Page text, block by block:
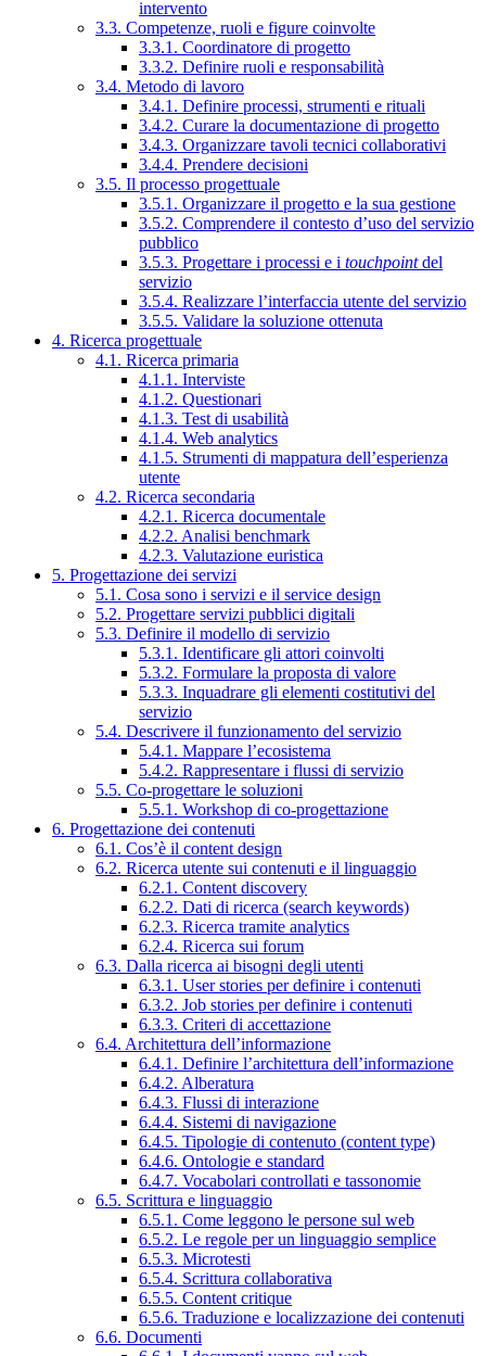
intervento
3.3. Competenze, ruoli e figure coinvolte
3.3.1. Coordinatore di progetto
3.3.2. Definire ruoli e responsabilità
3.4. Metodo di lavoro
3.4.1. Definire processi, strumenti e rituali
3.4.2. Curare la documentazione di progetto
3.4.3. Organizzare tavoli tecnici collaborativi
3.4.4. Prendere decisioni
3.5. Il processo progettuale
3.5.1. Organizzare il progetto e la sua gestione
3.5.2. Comprendere il contesto d’uso del servizio
pubblico
3.5.3. Progettare i processi e i touchpointdel
servizio
3.5.4. Realizzare l’interfaccia utente del servizio
3.5.5. Validare la soluzione ottenuta
4. Ricerca progettuale
4.1. Ricerca primaria
4.1.1. Interviste
4.1.2. Questionari
4.1.3. Test di usabilità
4.1.4. Web analytics
4.1.5. Strumenti di mappatura dell’esperienza
utente
4.2. Ricerca secondaria
4.2.1. Ricerca documentale
4.2.2. Analisi benchmark
4.2.3. Valutazione euristica
5. Progettazione dei servizi
5.1. Cosa sono i servizi e il service design
5.2. Progettare servizi pubblici digitali
5.3. Definire il modello di servizio
5.3.1. Identificare gli attori coinvolti
5.3.2. Formulare la proposta di valore
5.3.3. Inquadrare gli elementi costitutivi del
servizio
5.4. Descrivere il funzionamento del servizio
5.4.1. Mappare l’ecosistema
5.4.2. Rappresentare i flussi di servizio
5.5. Co-progettare le soluzioni
5.5.1. Workshop di co-progettazione
6. Progettazione dei contenuti
6.1. Cos’è il content design
6.2. Ricerca utente sui contenuti e il linguaggio
6.2.1. Content discovery
6.2.2. Dati di ricerca (search keywords)
6.2.3. Ricerca tramite analytics
6.2.4. Ricerca sui forum
6.3. Dalla ricerca ai bisogni degli utenti
6.3.1. User stories per definire i contenuti
6.3.2. Job stories per definire i contenuti
6.3.3. Criteri di accettazione
6.4. Architettura dell’informazione
6.4.1. Definire l’architettura dell’informazione
6.4.2. Alberatura
6.4.3. Flussi di interazione
6.4.4. Sistemi di navigazione
6.4.5. Tipologie di contenuto (content type)
6.4.6. Ontologie e standard
6.4.7. Vocabolari controllati e tassonomie
6.5. Scrittura e linguaggio
6.5.1. Come leggono le persone sul web
6.5.2. Le regole per un linguaggio semplice
6.5.3. Microtesti
6.5.4. Scrittura collaborativa
6.5.5. Content critique
6.5.6. Traduzione e localizzazione dei contenuti
6.6. Documenti